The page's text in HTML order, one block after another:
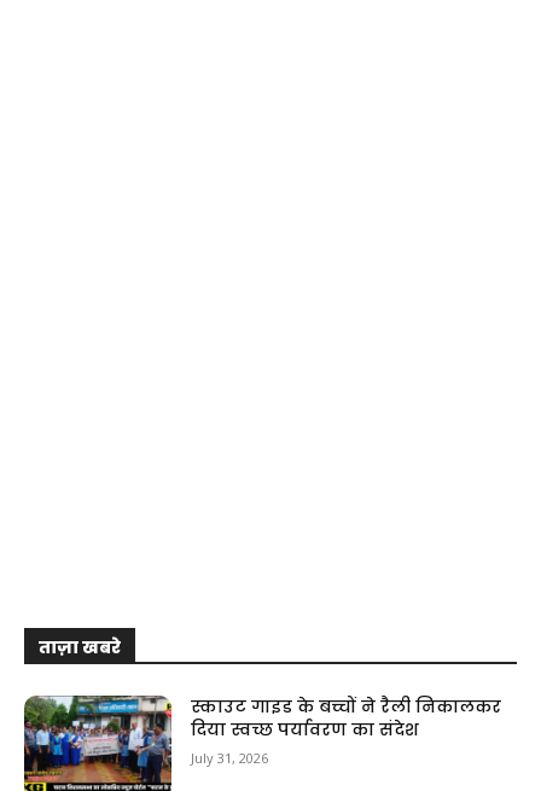
ताज़ा खबरे
स्काउट गाइड के बच्चों ने रैली निकालकर
दिया स्वच्छ पर्यावरण का संदेश
July 31, 2026